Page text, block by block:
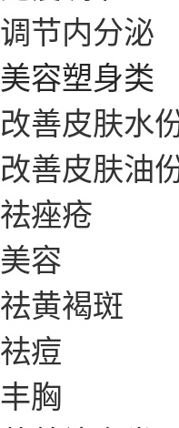
调节内分泌
美容塑身类
改善皮肤水
改善皮肤油
祛痤疮
美容
祛黄褐斑
祛痘
丰胸